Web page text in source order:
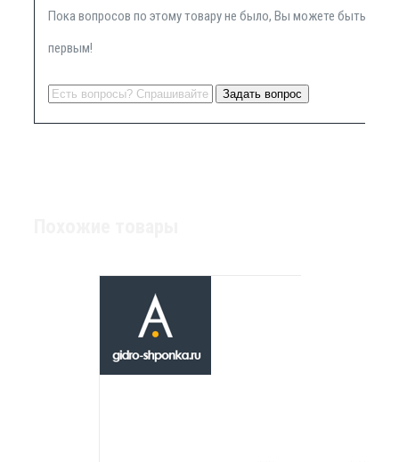
Пока вопросов по этому товару не было, Вы можете быть
первым!